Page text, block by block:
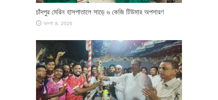
চাঁদপুর মেরিন হাসপাতালে সাড়ে ৬ কেজি টিউমার অপসারণ
আগস্ট 8, 2026